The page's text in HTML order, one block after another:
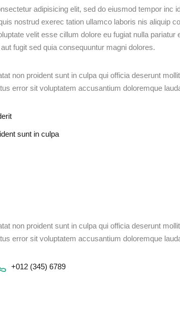
adipisicing elit, sed do eiusmod tempor inc
nostrud exerec tation ullamco laboris nis aliquip
velit esse cillum dolore eu fugiat nulla
fugit sed quia consequuntur magni dolores.
non proident sunt in culpa qui officia deserunt
error sit voluptatem accusantium doloremque
sunt in culpa
non proident sunt in culpa qui officia deserunt
error sit voluptatem accusantium doloremque
+012 (345) 6789